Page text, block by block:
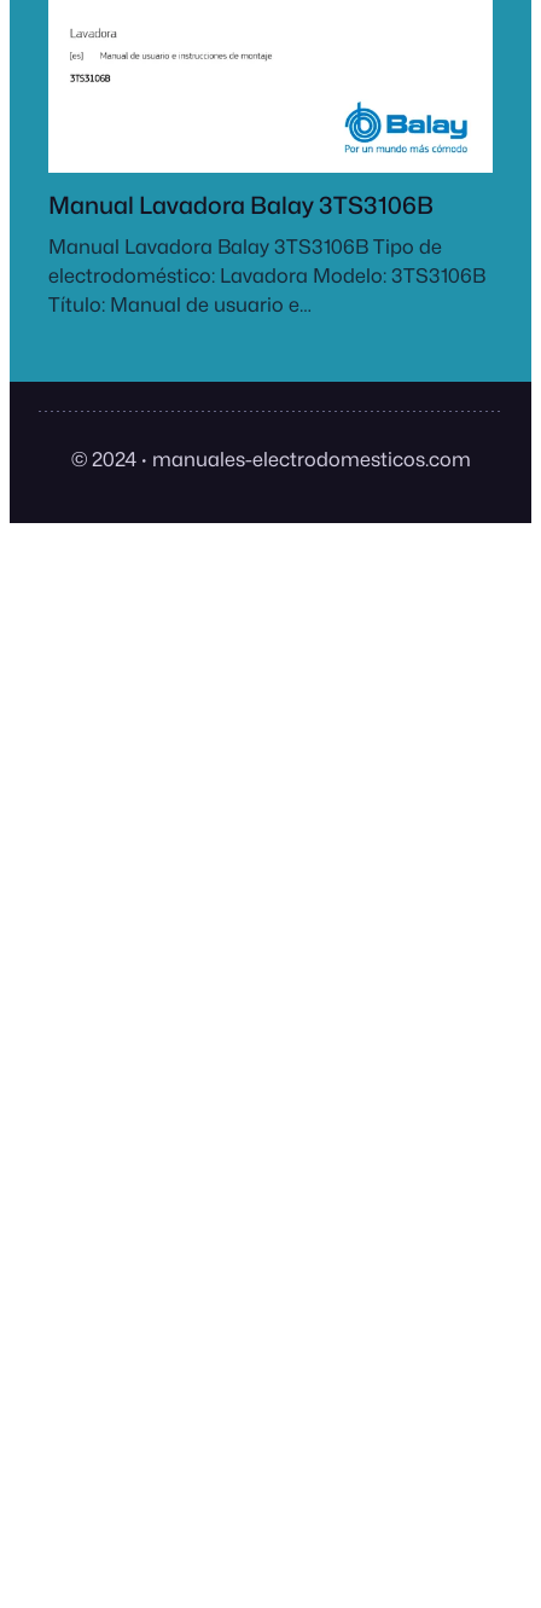
Manual Lavadora Balay 3TS3106B
Manual Lavadora Balay 3TS3106B Tipo de
electrodoméstico: Lavadora Modelo: 3TS3106B
Título: Manual de usuario e…
© 2024 · manuales-electrodomesticos.com